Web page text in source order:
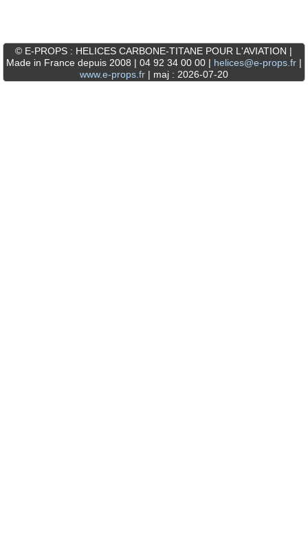
© E-PROPS : HELICES CARBONE-TITANE POUR L'AVIATION |
Made in France depuis 2008 | 04 92 34 00 00 | helices@e-props.fr|
www.e-props.fr| maj : 2026-07-20